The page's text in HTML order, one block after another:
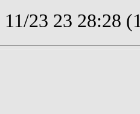
11/23 23 28:28